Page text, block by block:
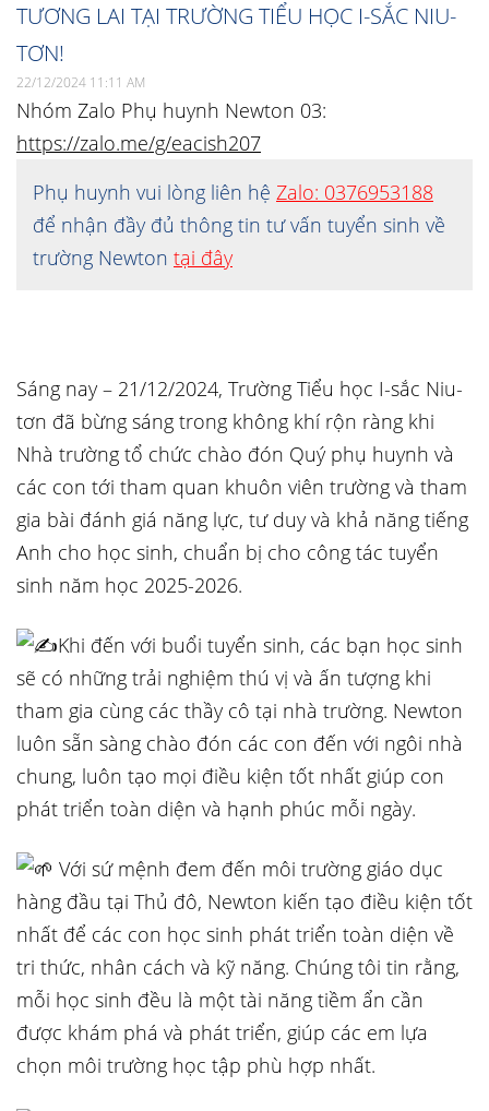
TƯƠNG LAI TẠI TRƯỜNG TIỂU HỌC I-SẮC NIU-
TƠN!
22/12/2024 11:11 AM
Nhóm Zalo Phụ huynh Newton 03:
https://zalo.me/g/eacish207
Phụ huynh vui lòng liên hệ Zalo: 0376953188
để nhận đầy đủ thông tin tư vấn tuyển sinh về
trường Newton tại đây
Sáng nay – 21/12/2024, Trường Tiểu học I-sắc Niu-
tơn đã bừng sáng trong không khí rộn ràng khi
Nhà trường tổ chức chào đón Quý phụ huynh và
các con tới tham quan khuôn viên trường và tham
gia bài đánh giá năng lực, tư duy và khả năng tiếng
Anh cho học sinh, chuẩn bị cho công tác tuyển
sinh năm học 2025-2026.
Khi đến với buổi tuyển sinh, các bạn học sinh
sẽ có những trải nghiệm thú vị và ấn tượng khi
tham gia cùng các thầy cô tại nhà trường. Newton
luôn sẵn sàng chào đón các con đến với ngôi nhà
chung, luôn tạo mọi điều kiện tốt nhất giúp con
phát triển toàn diện và hạnh phúc mỗi ngày.
Với sứ mệnh đem đến môi trường giáo dục
hàng đầu tại Thủ đô, Newton kiến tạo điều kiện tốt
nhất để các con học sinh phát triển toàn diện về
tri thức, nhân cách và kỹ năng. Chúng tôi tin rằng,
mỗi học sinh đều là một tài năng tiềm ẩn cần
được khám phá và phát triển, giúp các em lựa
chọn môi trường học tập phù hợp nhất.